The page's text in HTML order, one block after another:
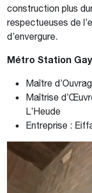
construction plus
respectueuses de
d’envergure.
Métro Station
Maître
Maîtrise
L’Heude
Entreprise :